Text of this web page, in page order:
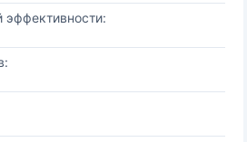
эффективности: